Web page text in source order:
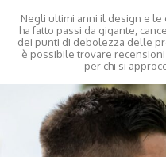
Negli ultimi anni il design e
ha fatto passi da gigante,
dei punti di debolezza delle
è possibile trovare
per chi si